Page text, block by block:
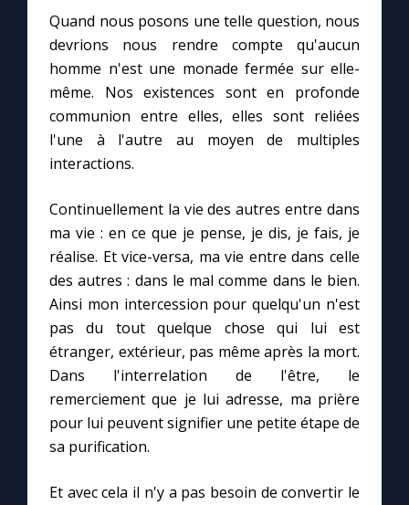
À la une
1000 Raisons de Croire
Chapelet pour le monde
Faire un don
Marie de Nazareth
Quand nous posons une telle question, nous
devrions nous rendre compte qu'aucun
homme n'est une monade fermée sur elle-
même. Nos existences sont en profonde
communion entre elles, elles sont reliées
l'une à l'autre au moyen de multiples
interactions.
Continuellement la vie des autres entre dans
ma vie : en ce que je pense, je dis, je fais, je
réalise. Et vice-versa, ma vie entre dans celle
des autres : dans le mal comme dans le bien.
Ainsi mon intercession pour quelqu'un n'est
pas du tout quelque chose qui lui est
étranger, extérieur, pas même après la mort.
Dans l'interrelation de l'être, le
remerciement que je lui adresse, ma prière
pour lui peuvent signifier une petite étape de
sa purification.
Et avec cela il n'y a pas besoin de convertir le